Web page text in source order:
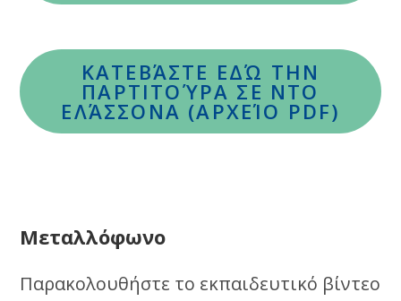
ΚΑΤΕΒΆΣΤΕ ΕΔΏ ΤΗΝ
ΠΑΡΤΙΤΟΎΡΑ ΣΕ ΝΤΟ
ΕΛΆΣΣΟΝΑ (ΑΡΧΕΊΟ PDF)
Μεταλλόφωνο
Παρακολουθήστε το εκπαιδευτικό βίντεο